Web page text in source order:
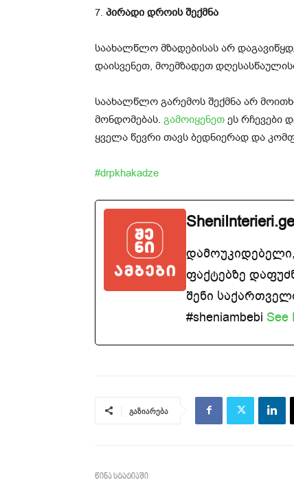
7. პირადი დროის შექმნა
საახალწლო მზადებისას არ
დაისვენეთ, მოემზადეთ
საახალწლო გარემოს შექმნა არ
მონდომებას. გამოიყენეთ ეს რჩევები
ყველა წევრი თავს ბედნიერად და
#drpkhakadze
SheniInterieri.ge
ფაქტებზე
შენი
#sheniambebi See
გაზიარება
წინა სტატიაში